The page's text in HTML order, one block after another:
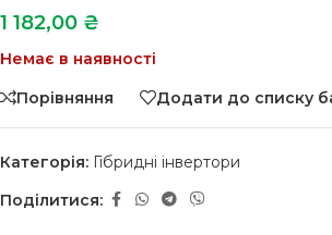
1 182,00 ₴
Немає в наявності
Порівняння
Додати до списку
Категорія: Гібридні інвертори
Поділитися: